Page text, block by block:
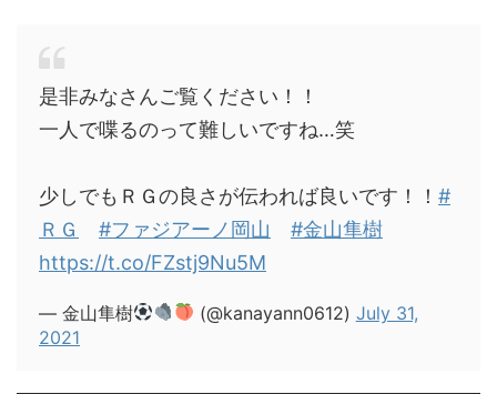
是非みなさんご覧ください！！
一人で喋るのって難しいですね…笑
少しでもＲＧの良さが伝われば良いです！！ #
ＲＧ
#ファジアーノ岡山
#金山隼樹
https://t.co/FZstj9Nu5M
— 金山隼樹 (@kanayann0612) July 31,
2021